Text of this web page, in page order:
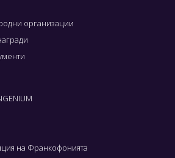
организации
на Франкофонията